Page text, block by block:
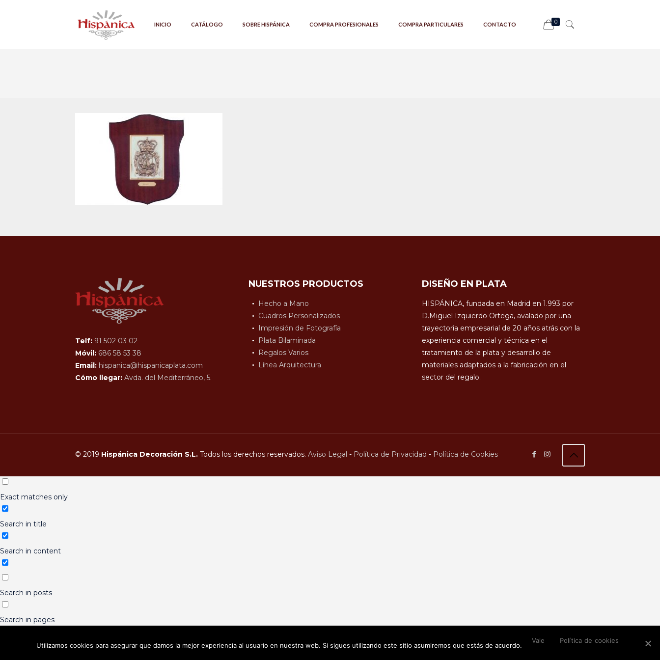
INICIO CATÁLOGO SOBRE HISPÁNICA COMPRA PROFESIONALES COMPRA PARTICULARES CONTACTO 0
Telf: 91 502 03 02
Móvil: 686 58 53 38
Email: hispanica@hispanicaplata.com
Cómo llegar: Avda. del Mediterráneo, 5.
NUESTROS PRODUCTOS
Hecho a Mano
Cuadros Personalizados
Impresión de Fotografía
Plata Bilaminada
Regalos Varios
Línea Arquitectura
DISEÑO EN PLATA
HISPÁNICA, fundada en Madrid en 1.993 por
D.Miguel Izquierdo Ortega, avalado por una
trayectoria empresarial de 20 años atrás con la
experiencia comercial y técnica en el
tratamiento de la plata y desarrollo de
materiales adaptados a la fabricación en el
sector del regalo.
© 2019 Hispánica Decoración S.L.Todos los derechos reservados. Aviso Legal - Política de Privacidad - Política de Cookies
Utilizamos cookies para asegurar que damos la mejor experiencia al usuario en nuestra web. Si sigues utilizando este sitio asumiremos que estás de acuerdo.
Vale Política de cookies
Exact matches only
Search in title
Search in content
Search in posts
Search in pages